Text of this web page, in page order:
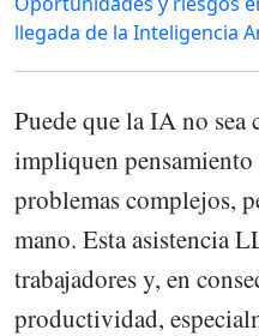
llegada de la Inteligencia
Puede que la IA no sea
impliquen
problemas complejos,
mano. Esta asistencia
trabajadores y, en
productividad,